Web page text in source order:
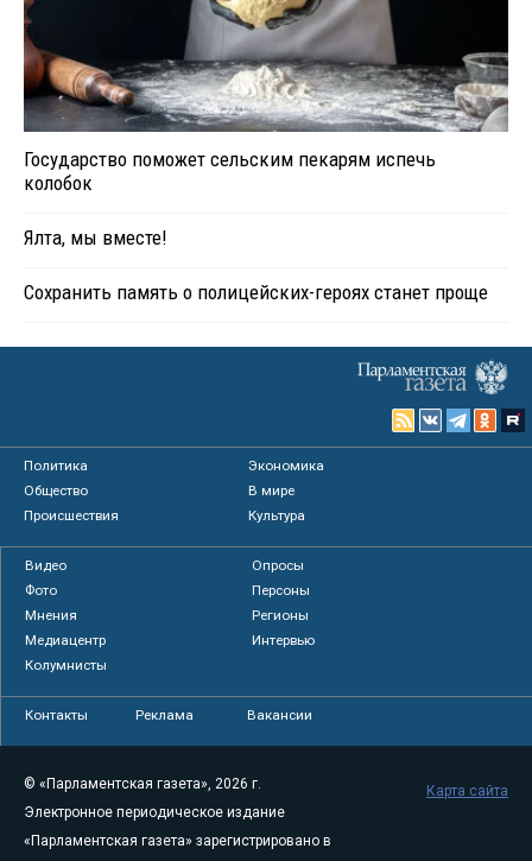
Государство поможет сельским пекарям испечь
колобок
Ялта, мы вместе!
Сохранить память о полицейских-героях станет проще
Политика
Экономика
Общество
В мире
Происшествия
Культура
Видео
Опросы
Фото
Персоны
Мнения
Регионы
Медиацентр
Интервью
Колумнисты
Контакты Реклама Вакансии
© «Парламентская газета», 2026 г.
Электронное периодическое издание
«Парламентская газета» зарегистрировано в
Карта сайта